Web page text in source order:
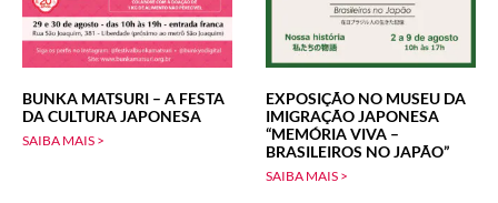
BUNKA MATSURI – A FESTA
DA CULTURA JAPONESA
SAIBA MAIS >
EXPOSIÇÃO NO MUSEU DA
IMIGRAÇÃO JAPONESA
“MEMÓRIA VIVA –
BRASILEIROS NO JAPÃO”
SAIBA MAIS >